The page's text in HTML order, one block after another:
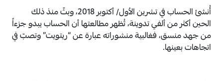
أُنشئ الحساب في تشرين الأول/ أكتوبر 2018، وبثّ منذ ذلك
الحين أكثر من ألفي تدوينة، تُظهر مطالعتها أن الحساب يبدو جزءاً
من جهد منسق، فغالبية منشوراته عبارة عن “ريتويت” وتصبّ في
اتجاهات بعينها.